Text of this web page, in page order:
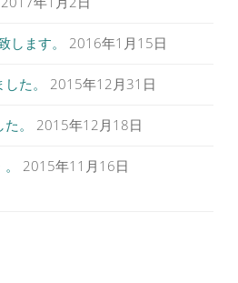
ます。 2016年1月15日
た。 2015年12月31日
。 2015年12月18日
2015年11月16日